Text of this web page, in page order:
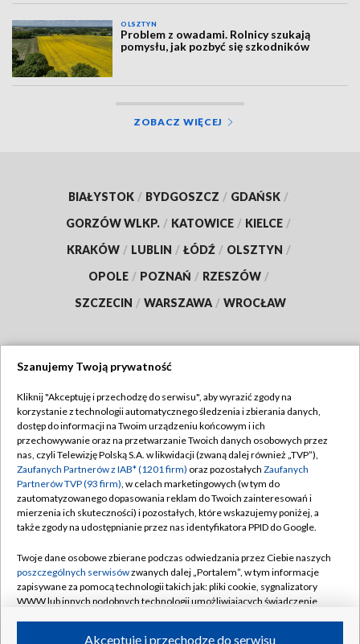
OLSZTYN
Problem z owadami. Rolnicy szukają
pomysłu, jak pozbyć się szkodników
ZOBACZ WIĘCEJ
BIAŁYSTOK / BYDGOSZCZ / GDAŃSK /
GORZÓW WLKP. / KATOWICE / KIELCE /
KRAKÓW / LUBLIN / ŁÓDŹ / OLSZTYN /
OPOLE / POZNAŃ / RZESZÓW /
SZCZECIN / WARSZAWA / WROCŁAW
TVP
Abonament TVP
Emisja w TVP
Centrum informacji TVP
Naziemna Telewizja Cyfrowa
Rada Programowa
System NOS
Informacje o nadawcy
Regulamin TVP
Polityka prywatności
Moje zgody
Pomoc
Kontakt
Kanały
Szanujemy Twoją prywatność
Kliknij "Akceptuję i przechodzę do serwisu", aby wyrazić zgody na
korzystanie z technologii automatycznego śledzenia i zbierania danych,
dostęp do informacji na Twoim urządzeniu końcowym i ich
przechowywanie oraz na przetwarzanie Twoich danych osobowych przez
nas, czyli Telewizję Polską S.A. w likwidacji (zwaną dalej również „TVP”),
Zaufanych Partnerów z IAB* (1201 firm) oraz pozostałych Zaufanych
Partnerów TVP (93 firm), w celach marketingowych (w tym do
zautomatyzowanego dopasowania reklam do Twoich zainteresowań i
mierzenia ich skuteczności) i pozostałych, które wskazujemy poniżej, a
także zgody na udostępnianie przez nas identyfikatora PPID do Google.
Twoje dane osobowe zbierane podczas odwiedzania przez Ciebie naszych
poszczególnych serwisówzwanych dalej „Portalem”, w tym informacje
zapisywane za pomocą technologii takich jak: pliki cookie, sygnalizatory
WWW lub innych podobnych technologii umożliwiających świadczenie
Akceptuję i przechodzę do serwisu